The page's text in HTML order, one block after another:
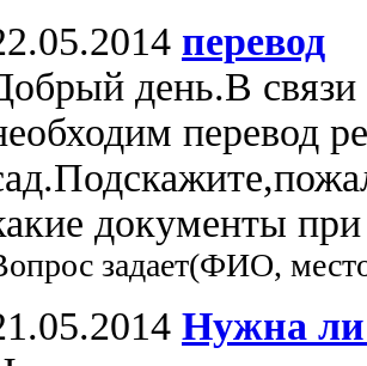
перевод
день.В связи
перевод
документы при
задает(ФИО,
Нужна ли